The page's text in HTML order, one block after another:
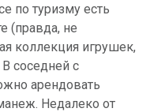
по туризму есть
(правда, не
коллекция игрушек,
соседней с
арендовать
Недалеко от